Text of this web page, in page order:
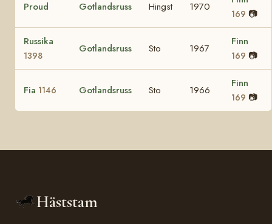
Proud Gotlandsruss Hingst 1970
169 📷
Russika
1398
Gotlandsruss Sto 1967
Finn
169 📷
Fia 1146 Gotlandsruss Sto 1966
Finn
169 📷
Häststam